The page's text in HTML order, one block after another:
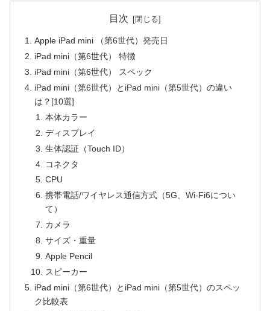
目次
Apple iPad mini （第6世代）発売日
iPad mini（第6世代） 特徴
iPad mini（第6世代） スペック
iPad mini（第6世代）とiPad mini（第5世代）の違い
は？[10選]
本体カラー
ディスプレイ
生体認証（Touch ID）
コネクタ
CPU
携帯電話/ワイヤレス通信方式（5G、Wi-Fi6につい
て）
カメラ
サイズ・重量
Apple Pencil
スピーカー
iPad mini（第6世代）とiPad mini（第5世代）のスペッ
ク比較表